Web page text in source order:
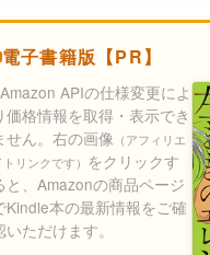
電子書籍版【PR】
APIの仕様変更によ
価格情報を取得・表示でき
せん。右の画像 （アフィリエ
トリンクです） をクリックす
と、Amazonの商品ページ
Kindle本の最新情報をご確
いただけます。